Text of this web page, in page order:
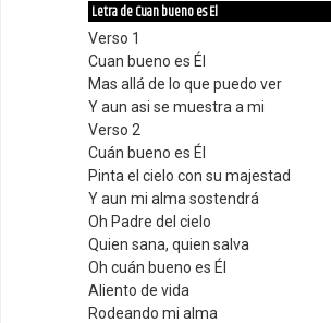
Letra de Cuan bueno es El
Verso 1
Cuan bueno es Él
Mas allá de lo que puedo ver
Y aun asi se muestra a mi
Verso 2
Cuán bueno es Él
Pinta el cielo con su majestad
Y aun mi alma sostendrá
Oh Padre del cielo
Quien sana, quien salva
Oh cuán bueno es Él
Aliento de vida
Rodeando mi alma